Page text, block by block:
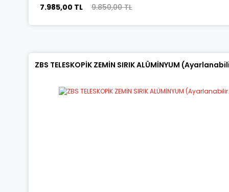
7.985,00 TL 9.850,00 TL
ZBS TELESKOPİK ZEMİN SIRIK ALÜMİNYUM